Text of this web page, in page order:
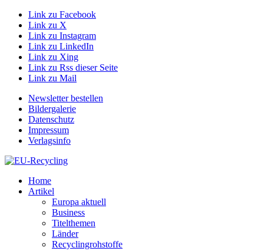
Link zu Facebook
Link zu X
Link zu Instagram
Link zu LinkedIn
Link zu Xing
Link zu Rss dieser Seite
Link zu Mail
Newsletter bestellen
Bildergalerie
Datenschutz
Impressum
Verlagsinfo
Home
Artikel
Europa aktuell
Business
Titelthemen
Länder
Recyclingrohstoffe